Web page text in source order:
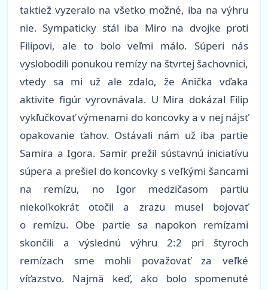
taktiež vyzeralo na všetko možné, iba na výhru
nie. Sympaticky stál iba Miro na dvojke proti
Filipovi, ale to bolo veľmi málo. Súperi nás
vyslobodili ponukou remízy na štvrtej šachovnici,
vtedy sa mi už ale zdalo, že Anička vďaka
aktivite figúr vyrovnávala. U Mira dokázal Filip
vykľučkovať výmenami do koncovky a v nej nájsť
opakovanie ťahov. Ostávali nám už iba partie
Samira a Igora. Samir prežil sústavnú iniciatívu
súpera a prešiel do koncovky s veľkými šancami
na remízu, no Igor medzičasom partiu
niekoľkokrát otočil a zrazu musel bojovať
o remízu. Obe partie sa napokon remízami
skončili a výslednú výhru 2:2 pri štyroch
remízach sme mohli považovať za veľké
víťazstvo. Najmä keď, ako bolo spomenuté